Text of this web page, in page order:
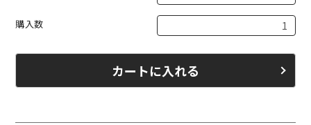
購入数
カートに入れる